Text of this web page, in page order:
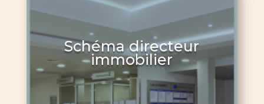
Schéma directeur
immobilier